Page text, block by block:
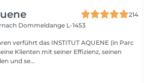
214
Dommeldange L-1453
verführt das INSTITUT AQUENE (in Parc
Klienten mit seiner Effizienz, seinen
und se...